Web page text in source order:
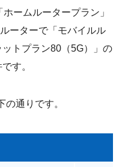
ームルータープラン」
ーターで「モバイルル
トプラン80（5G）」の
す。
通りです。